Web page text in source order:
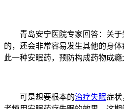
青岛安宁医院专家回答：关于
的，还会非常容易发生其他的身
此一种安眠药，预防构成药物成瘾
可是想要根本的治疗失眠症状